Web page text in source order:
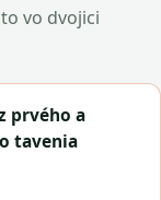
vo dvojici
prvého a
tavenia